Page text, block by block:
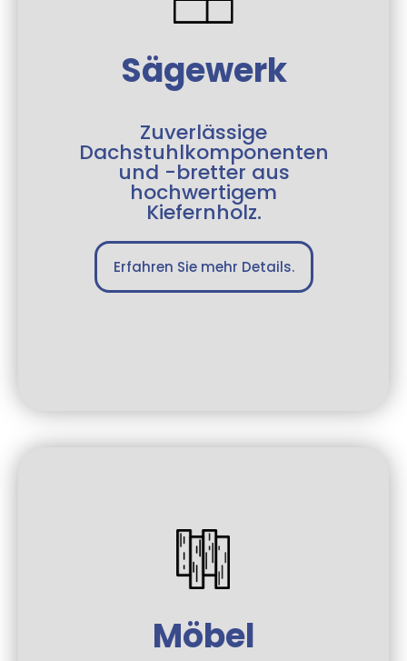
Sägewerk
Zuverlässige
Dachstuhlkomponenten
und -bretter aus
hochwertigem
Kiefernholz.
Erfahren Sie mehr Details.
Möbel